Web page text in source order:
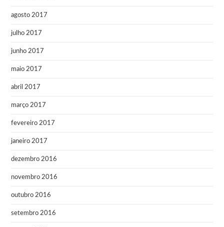
agosto 2017
julho 2017
junho 2017
maio 2017
abril 2017
março 2017
fevereiro 2017
janeiro 2017
dezembro 2016
novembro 2016
outubro 2016
setembro 2016